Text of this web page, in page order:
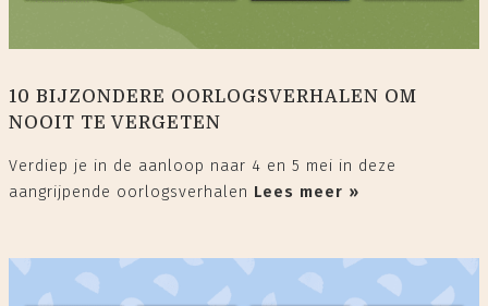
10 BIJZONDERE OORLOGSVERHALEN OM
NOOIT TE VERGETEN
Verdiep je in de aanloop naar 4 en 5 mei in deze
aangrijpende oorlogsverhalen Lees meer »